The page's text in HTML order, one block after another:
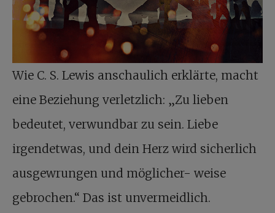
Wie C. S. Lewis anschaulich erklärte, macht
eine Beziehung verletzlich: „Zu lieben
bedeutet, verwundbar zu sein. Liebe
irgendetwas, und dein Herz wird sicherlich
ausgewrungen und möglicher- weise
gebrochen.“ Das ist unvermeidlich.